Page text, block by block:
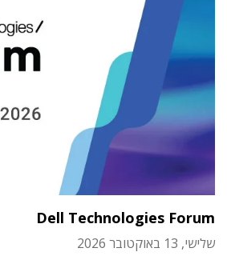
Dell Technologies Forum
שלישי, 13 באוקטובר 2026